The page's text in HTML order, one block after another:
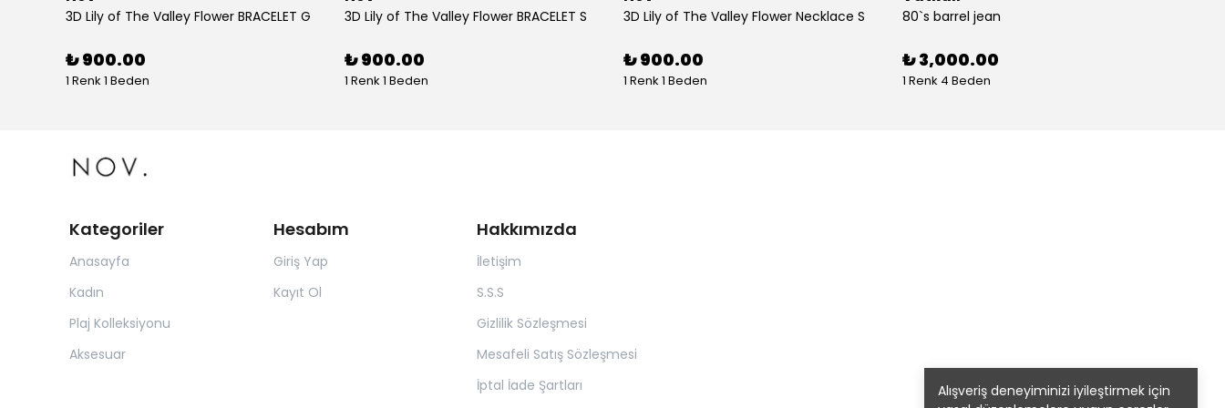
Alışveriş deneyiminizi iyileştirmek için
3D Lily of The Valley Flower BRACELET G
₺ 900.00
1 Renk 1 Beden
3D Lily of The Valley Flower BRACELET S
₺ 900.00
1 Renk 1 Beden
3D Lily of The Valley Flower Necklace S
₺ 900.00
1 Renk 1 Beden
80`s barrel jean
₺ 3,000.00
1 Renk 4 Beden
Kategoriler
Anasayfa
Kadın
Plaj Kolleksiyonu
Aksesuar
Hesabım
Giriş Yap
Kayıt Ol
Hakkımızda
İletişim
S.S.S
Gizlilik Sözleşmesi
Mesafeli Satış Sözleşmesi
İptal İade Şartları